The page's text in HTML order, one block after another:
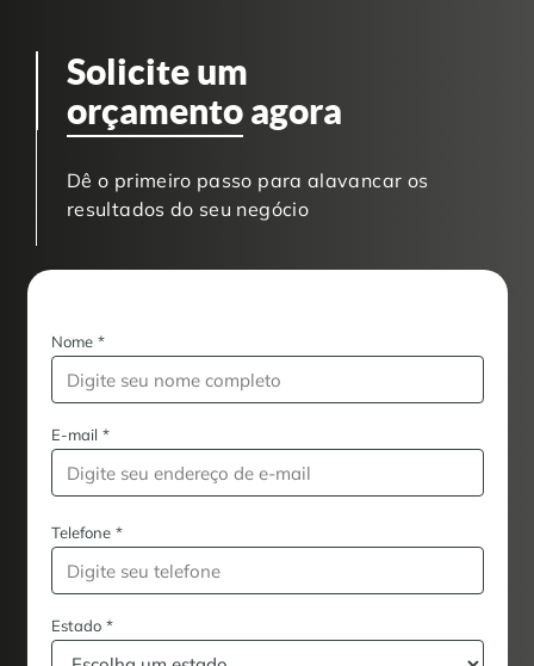
Solicite um
orçamento agora
Dê o primeiro passo para alavancar os
resultados do seu negócio
Nome *
E-mail *
Telefone *
Estado *